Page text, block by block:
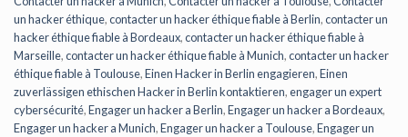
un hacker éthique,contacter un hacker éthique fiable à Berlin,contacter un
hacker éthique fiable à Bordeaux,contacter un hacker éthique fiable à
Marseille,contacter un hacker éthique fiable à Munich,contacter un hacker
éthique fiable à Toulouse,Einen Hacker in Berlin engagieren,Einen
zuverlässigen ethischen Hacker in Berlin kontaktieren,engager un expert
cybersécurité,Engager un hacker a Berlin,Engager un hacker a Bordeaux,
Engager un hacker a Munich,Engager un hacker a Toulouse,Engager un